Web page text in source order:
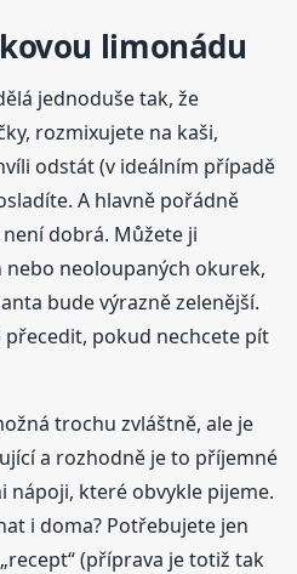
limonádu
jednoduše tak, že
rozmixujete na kaši,
odstát (v ideálním případě
A hlavně pořádně
dobrá. Můžete ji
neoloupaných okurek,
bude výrazně zelenější.
pokud nechcete pít
trochu zvláštně, ale je
a rozhodně je to příjemné
nápoji, které obvykle pijeme.
i doma? Potřebujete jen
(příprava je totiž tak